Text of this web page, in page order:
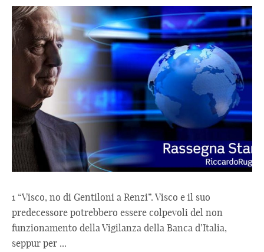
1 “Visco, no di Gentiloni a Renzi”. Visco e il suo
predecessore potrebbero essere colpevoli del non
funzionamento della Vigilanza della Banca d’Italia,
seppur per ...